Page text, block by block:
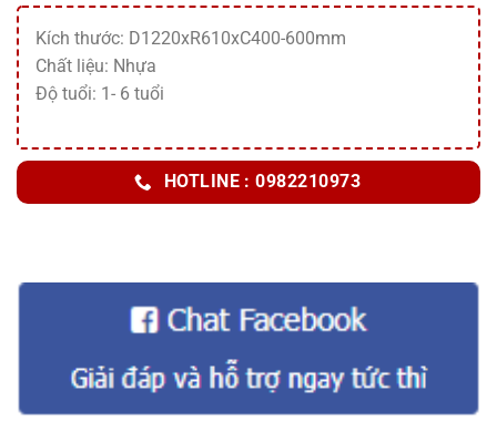
Kích thước: D1220xR610xC400-600mm
Chất liệu: Nhựa
Độ tuổi: 1- 6 tuổi
HOTLINE : 0982210973